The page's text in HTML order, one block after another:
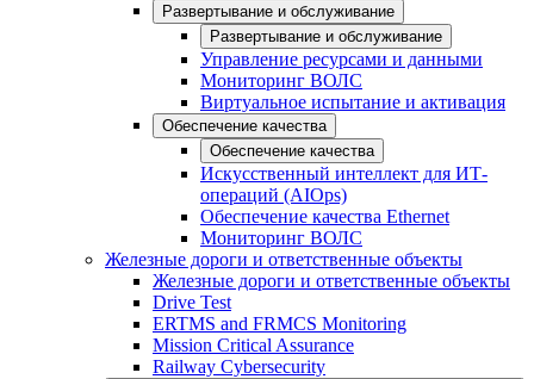
Развертывание и обслуживание
Развертывание и обслуживание
Управление ресурсами и данными
Мониторинг ВОЛС
Виртуальное испытание и активация
Обеспечение качества
Обеспечение качества
Искусственный интеллект для ИТ-
операций (AIOps)
Обеспечение качества Ethernet
Мониторинг ВОЛС
Железные дороги и ответственные объекты
Железные дороги и ответственные объекты
Drive Test
ERTMS and FRMCS Monitoring
Mission Critical Assurance
Railway Cybersecurity